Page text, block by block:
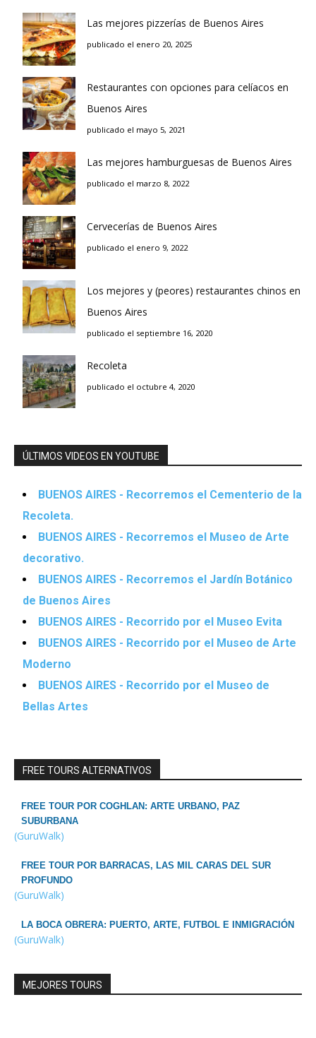
Las mejores pizzerías de Buenos Aires
publicado el enero 20, 2025
Restaurantes con opciones para celíacos en
Buenos Aires
publicado el mayo 5, 2021
Las mejores hamburguesas de Buenos Aires
publicado el marzo 8, 2022
Cervecerías de Buenos Aires
publicado el enero 9, 2022
Los mejores y (peores) restaurantes chinos en
Buenos Aires
publicado el septiembre 16, 2020
Recoleta
publicado el octubre 4, 2020
ÚLTIMOS VIDEOS EN YOUTUBE
BUENOS AIRES - Recorremos el Cementerio de la
Recoleta.
BUENOS AIRES - Recorremos el Museo de Arte
decorativo.
BUENOS AIRES - Recorremos el Jardín Botánico
de Buenos Aires
BUENOS AIRES - Recorrido por el Museo Evita
BUENOS AIRES - Recorrido por el Museo de Arte
Moderno
BUENOS AIRES - Recorrido por el Museo de
Bellas Artes
FREE TOURS ALTERNATIVOS
FREE TOUR POR COGHLAN: ARTE URBANO, PAZ
SUBURBANA
(GuruWalk)
FREE TOUR POR BARRACAS, LAS MIL CARAS DEL SUR
PROFUNDO
(GuruWalk)
LA BOCA OBRERA: PUERTO, ARTE, FUTBOL E INMIGRACIÓN
(GuruWalk)
MEJORES TOURS